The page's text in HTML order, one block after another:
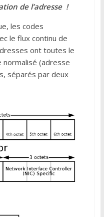
de l’adresse !
les codes
le flux continu de
ont toutes le
normalisé (adresse
séparés par deux